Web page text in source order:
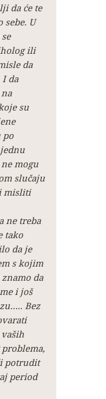
da će te
sebe. U
ili
da
I da
su
po
mogu
slučaju
misliti
ne treba
tako
da je
s kojim
da
i još
Bez
potrudit
period